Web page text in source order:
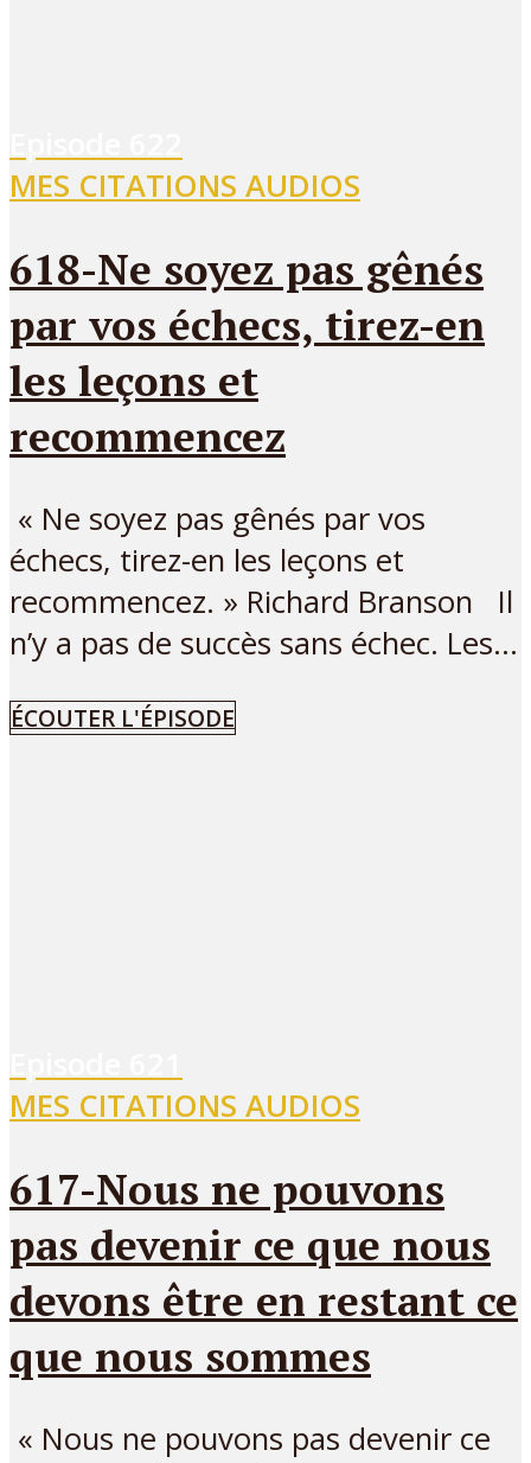
MES CITATIONS AUDIOS
618-Ne soyez pas gênés
par vos échecs, tirez-en
les leçons et
recommencez
« Ne soyez pas gênés par vos
échecs, tirez-en les leçons et
recommencez. » Richard Branson Il
n’y a pas de succès sans échec. Les...
ÉCOUTER L'ÉPISODE
MES CITATIONS AUDIOS
617-Nous ne pouvons
pas devenir ce que nous
devons être en restant ce
que nous sommes
« Nous ne pouvons pas devenir ce